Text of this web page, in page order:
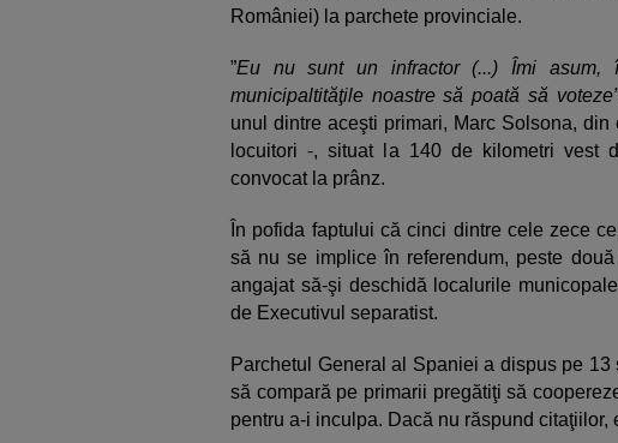
României) la parchete provinciale.
”Eu nu sunt un infractor (...) Îmi asum,
municipaltităţile noastre să poată să voteze”
unul dintre aceşti primari, Marc Solsona,
locuitori -, situat la 140 de kilometri vest
convocat la prânz.
În pofida faptului că cinci dintre cele zece
să nu se implice în referendum, peste
angajat să-şi deschidă localurile
de Executivul separatist.
Parchetul General al Spaniei a dispus pe
să compară pe primarii pregătiţi să
pentru a-i inculpa. Dacă nu răspund citaţiilor,